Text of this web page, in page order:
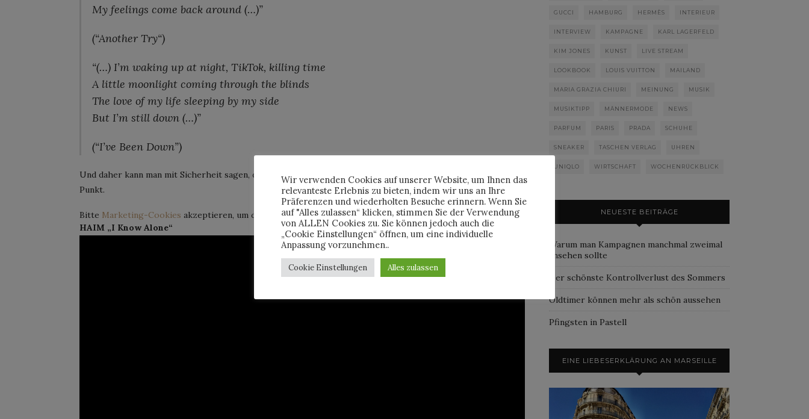
My feelings come back around (…)”
(“Another Try“)
“(…) I’m waking up at night, TikTok, killing time
A little moonlight coming through the blinds
The love of my life sleeping by my side
But I’m still down (…)”
(“I’ve Been Down”)
Und daher kann man mit Sicherheit sagen, dass “Women In Music Pt.III“ das bisher beste Album von HAIM ist.
Punkt.
Bitte Marketing-Cookies akzeptieren, um dieses Video anzusehen.
HAIM „I Know Alone“
GUCCI HAMBURG HERMÈS INTERIEUR
INTERVIEW KAMPAGNE KARL LAGERFELD
KIM JONES KUNST LIVE STREAM
LOOKBOOK LOUIS VUITTON MAILAND
MARIA GRAZIA CHIURI MEINUNG MUSIK
MUSIKTIPP MÄNNERMODE NEWS
PARFUM PARIS PRADA SCHUHE
SNEAKER TASCHEN VERLAG UHREN
UNIQLO WIRTSCHAFT WOCHENRÜCKBLICK
NEUESTE BEITRÄGE
Warum man Kampagnen manchmal zweimal
ansehen sollte
Der schönste Kontrollverlust des Sommers
Oldtimer können mehr als schön aussehen
Pfingsten in Pastell
EINE LIEBESERKLÄRUNG AN MARSEILLE
Wir verwenden Cookies auf unserer Website, um Ihnen das
relevanteste Erlebnis zu bieten, indem wir uns an Ihre
Präferenzen und wiederholten Besuche erinnern. Wenn Sie
auf "Alles zulassen“ klicken, stimmen Sie der Verwendung
von ALLEN Cookies zu. Sie können jedoch auch die
„Cookie Einstellungen“ öffnen, um eine individuelle
Anpassung vorzunehmen..
Cookie Einstellungen Alles zulassen